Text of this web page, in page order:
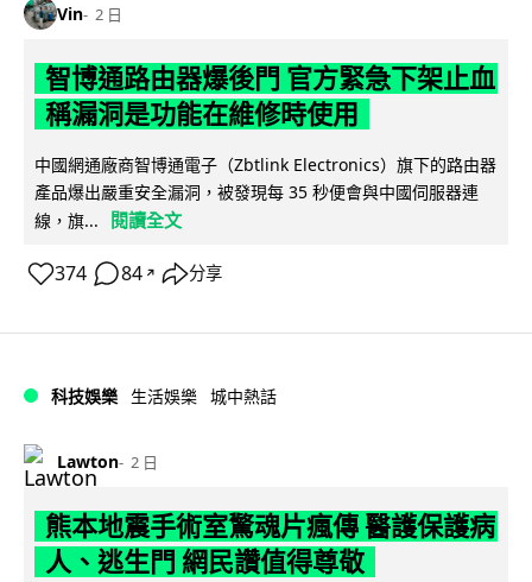
Vin 2 日
智博通路由器爆後門 官方緊急下架止血
稱漏洞是功能在維修時使用
中國網通廠商智博通電子（Zbtlink Electronics）旗下的路由器
產品爆出嚴重安全漏洞，被發現每 35 秒便會與中國伺服器連
線，旗...
閱讀全文
374 84 ↗ 分享
科技娛樂 生活娛樂 城中熱話
Lawton 2 日
熊本地震手術室驚魂片瘋傳 醫護保護病
人、逃生門 網民讚值得尊敬